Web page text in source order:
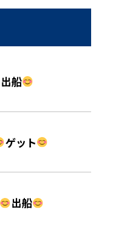
出船
ゲット
出船